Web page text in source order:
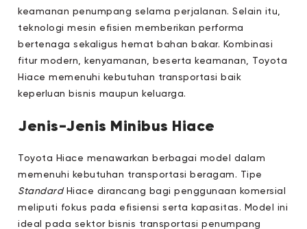
keamanan penumpang selama perjalanan. Selain itu,
teknologi mesin efisien memberikan performa
bertenaga sekaligus hemat bahan bakar. Kombinasi
fitur modern, kenyamanan, beserta keamanan, Toyota
Hiace memenuhi kebutuhan transportasi baik
keperluan bisnis maupun keluarga.
Jenis-Jenis Minibus Hiace
Toyota Hiace menawarkan berbagai model dalam
memenuhi kebutuhan transportasi beragam. Tipe
StandardHiace dirancang bagi penggunaan komersial
meliputi fokus pada efisiensi serta kapasitas. Model ini
ideal pada sektor bisnis transportasi penumpang